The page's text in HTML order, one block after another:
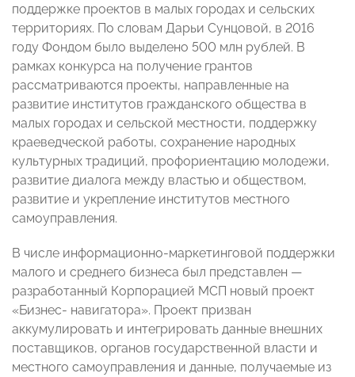
поддержке проектов в малых городах и сельских
территориях. По словам Дарьи Сунцовой, в 2016
году Фондом было выделено 500 млн рублей. В
рамках конкурса на получение грантов
рассматриваются проекты, направленные на
развитие институтов гражданского общества в
малых городах и сельской местности, поддержку
краеведческой работы, сохранение народных
культурных традиций, профориентацию молодежи,
развитие диалога между властью и обществом,
развитие и укрепление институтов местного
самоуправления.
В числе информационно-маркетинговой поддержки
малого и среднего бизнеса был представлен —
разработанный Корпорацией МСП новый проект
«Бизнес- навигатора». Проект призван
аккумулировать и интегрировать данные внешних
поставщиков, органов государственной власти и
местного самоуправления и данные, получаемые из